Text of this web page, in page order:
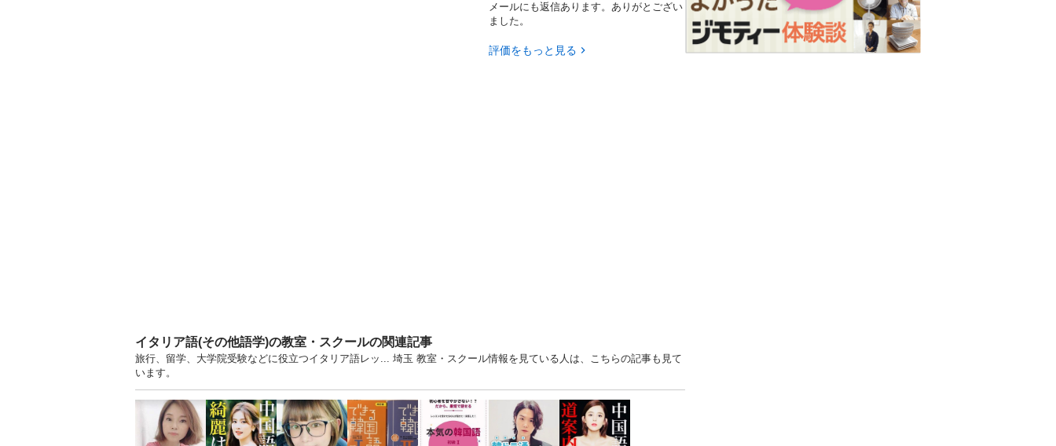
メールにも返信あります。ありがとござい
ました。
評価をもっと見る
イタリア語(その他語学)の教室・スクールの関連記事
旅行、留学、大学院受験などに役立つイタリア語レッ... 埼玉 教室・スクール情報を見ている人は、こちらの記事も見て
います。